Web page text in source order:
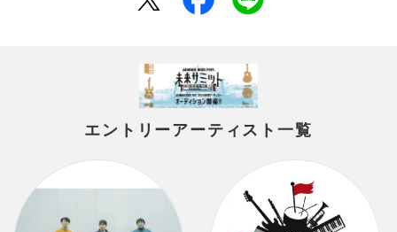
エントリーアーティスト一覧